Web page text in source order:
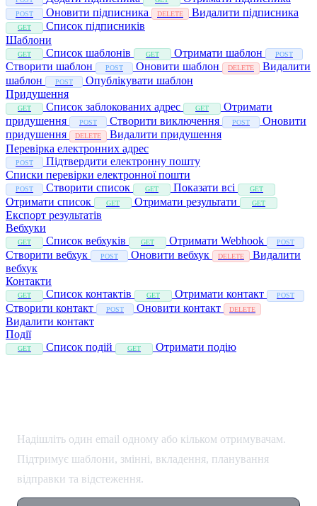
POST Оновити підписника DELETE Видалити підписника
GET
Список підписників
Шаблони
GET Список шаблонів GET Отримати шаблон POST
Створити шаблон POST Оновити шаблон DELETE
Видалити
шаблон
POST
Опублікувати шаблон
Придушення
GET Список заблокованих адрес GET
Отримати
придушення
POST Створити виключення POST
Оновити
придушення
DELETE
Видалити придушення
Перевірка електронних адрес
POST
Підтвердити електронну пошту
Списки перевірки електронної пошти
POST Створити список GET Показати всі GET
Отримати список GET Отримати результати GET
Експорт результатів
Вебхуки
GET Список вебхуків GET Отримати Webhook POST
Створити вебхук POST Оновити вебхук DELETE
Видалити
вебхук
Контакти
GET Список контактів GET Отримати контакт POST
Створити контакт POST Оновити контакт DELETE
Видалити контакт
Події
GET Список подій GET Отримати подію
Надішліть один email одному або кільком отримувачам.
Підтримує шаблони, змінні, вкладення, планування
відправки та відстеження.